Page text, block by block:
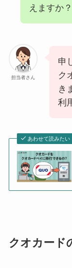
えますか？
担当者さん
申
ク
き
利
あわせて読みたい
クオカード